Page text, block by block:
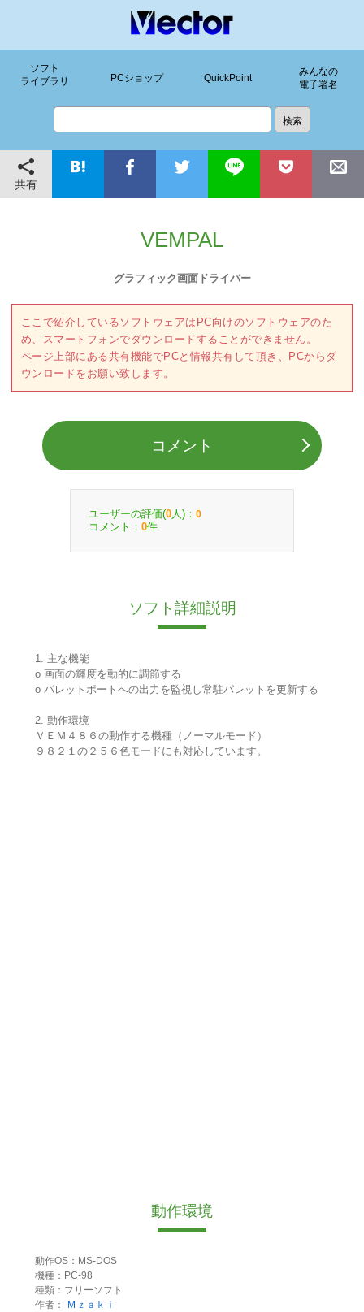
ソフト
ライブラリ
PCショップ QuickPoint
みんなの
電子署名
共有
VEMPAL
グラフィック画面ドライバー
ここで紹介しているソフトウェアはPC向けのソフトウェアのた
め、スマートフォンでダウンロードすることができません。
ページ上部にある共有機能でPCと情報共有して頂き、PCからダ
ウンロードをお願い致します。
コメント
ユーザーの評価(0 人)： 0
コメント： 0件
ソフト詳細説明
1. 主な機能
o 画面の輝度を動的に調節する
o パレットポートへの出力を監視し常駐パレットを更新する
2. 動作環境
ＶＥＭ４８６の動作する機種（ノーマルモード）
９８２１の２５６色モードにも対応しています。
動作環境
動作OS：MS-DOS
機種：PC-98
種類：フリーソフト
作者：
Ｍｚａｋｉ